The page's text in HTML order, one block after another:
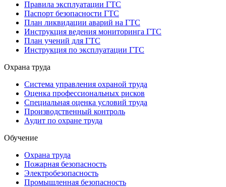
Правила эксплуатации ГТС
Паспорт безопасности ГТС
План ликвидации аварий на ГТС
Инструкция ведения мониторинга ГТС
План учений для ГТС
Инструкция по эксплуатации ГТС
Охрана труда
Система управления охраной труда
Оценка профессиональных рисков
Специальная оценка условий труда
Производственный контроль
Аудит по охране труда
Обучение
Охрана труда
Пожарная безопасность
Электробезопасность
Промышленная безопасность